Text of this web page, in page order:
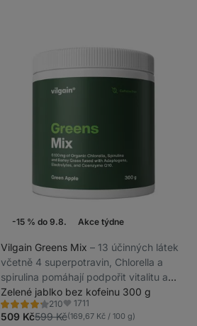
-15 % do 9.8. Akce týdne
Vilgain Greens Mix ⁠–⁠ 13 účinných látek
včetně 4 superpotravin, Chlorella a
spirulina pomáhají podpořit vitalitu a
imunitní systém, doplněk stravy
Zelené jablko bez kofeinu 300 g
210
Hodnocení
4.2/5,
210
Oblíbené
1711
509 Kč599 Kč(169,67 Kč / 100 g)